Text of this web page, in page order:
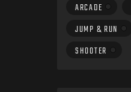
ARCADE
JUMP & RUN
SHOOTER